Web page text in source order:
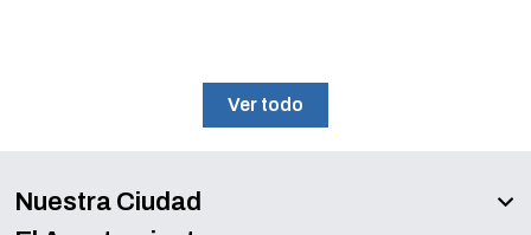
Ver todo
Nuestra Ciudad